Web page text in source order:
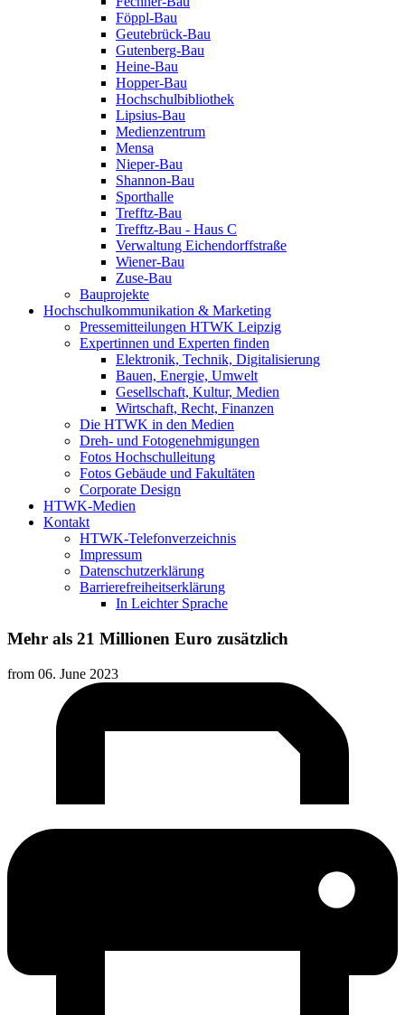
Föppl-Bau
Geutebrück-Bau
Gutenberg-Bau
Heine-Bau
Hopper-Bau
Hochschulbibliothek
Lipsius-Bau
Medienzentrum
Mensa
Nieper-Bau
Shannon-Bau
Sporthalle
Trefftz-Bau
Trefftz-Bau - Haus C
Verwaltung Eichendorffstraße
Wiener-Bau
Zuse-Bau
Bauprojekte
Hochschulkommunikation & Marketing
Pressemitteilungen HTWK Leipzig
Expertinnen und Experten finden
Elektronik, Technik, Digitalisierung
Bauen, Energie, Umwelt
Gesellschaft, Kultur, Medien
Wirtschaft, Recht, Finanzen
Die HTWK in den Medien
Dreh- und Fotogenehmigungen
Fotos Hochschulleitung
Fotos Gebäude und Fakultäten
Corporate Design
HTWK-Medien
Kontakt
HTWK-Telefonverzeichnis
Impressum
Datenschutzerklärung
Barrierefreiheitserklärung
In Leichter Sprache
Mehr als 21 Millionen Euro zusätzlich
from 06. June 2023